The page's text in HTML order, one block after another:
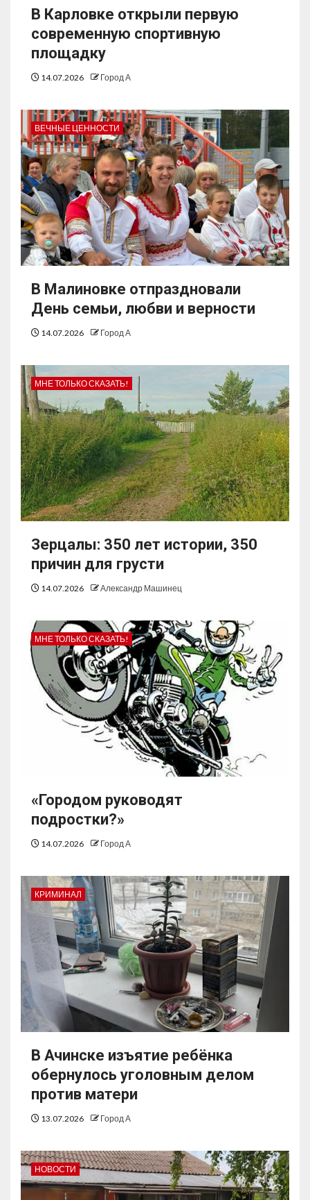
В Карловке открыли первую
современную спортивную
площадку
14.07.2026 Город А
ВЕЧНЫЕ ЦЕННОСТИ
В Малиновке отпраздновали
День семьи, любви и верности
14.07.2026 Город А
МНЕ ТОЛЬКО СКАЗАТЬ!
Зерцалы: 350 лет истории, 350
причин для грусти
14.07.2026 Александр Машинец
МНЕ ТОЛЬКО СКАЗАТЬ!
«Городом руководят
подростки?»
14.07.2026 Город А
КРИМИНАЛ
В Ачинске изъятие ребёнка
обернулось уголовным делом
против матери
13.07.2026 Город А
НОВОСТИ